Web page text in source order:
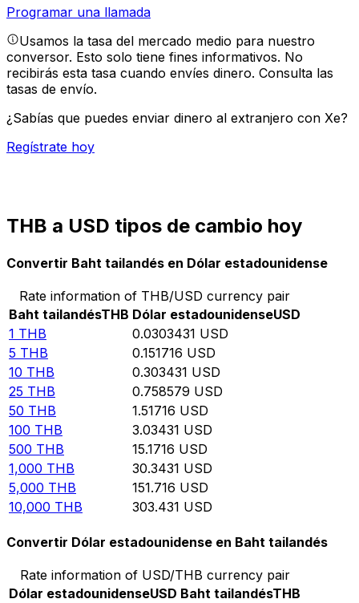
Programar una llamada
Usamos la tasa del mercado medio para nuestro
conversor. Esto solo tiene fines informativos. No
recibirás esta tasa cuando envíes dinero. Consulta las
tasas de envío.
¿Sabías que puedes enviar dinero al extranjero con Xe?
Regístrate hoy
THB a USD tipos de cambio hoy
Convertir Baht tailandés en Dólar estadounidense
Rate information of THB/USD currency pair
Baht tailandésTHB Dólar estadounidenseUSD
1 THB 0.0303431 USD
5 THB 0.151716 USD
10 THB 0.303431 USD
25 THB 0.758579 USD
50 THB 1.51716 USD
100 THB 3.03431 USD
500 THB 15.1716 USD
1,000 THB 30.3431 USD
5,000 THB 151.716 USD
10,000 THB 303.431 USD
Convertir Dólar estadounidense en Baht tailandés
Rate information of USD/THB currency pair
Dólar estadounidenseUSD Baht tailandésTHB